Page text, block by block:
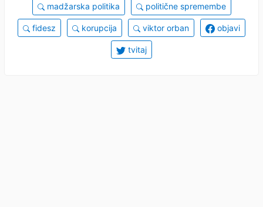
madžarska politika politične spremembe
fidesz korupcija viktor orban objavi
tvitaj